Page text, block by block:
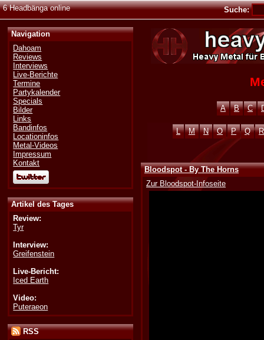
6 Headbänga online Suche:
Navigation
Dahoam
Reviews
Interviews
Live-Berichte
Termine
Partykalender
Specials
Bilder
Links
Bandinfos
Locationinfos
Metal-Videos
Impressum
Kontakt
Artikel des Tages
Review:
Tyr
Interview:
Greifenstein
Live-Bericht:
Iced Earth
Video:
Puteraeon
RSS
A B C
L M N O P Q R
Bloodspot - By The Horns
Zur Bloodspot-Infoseite